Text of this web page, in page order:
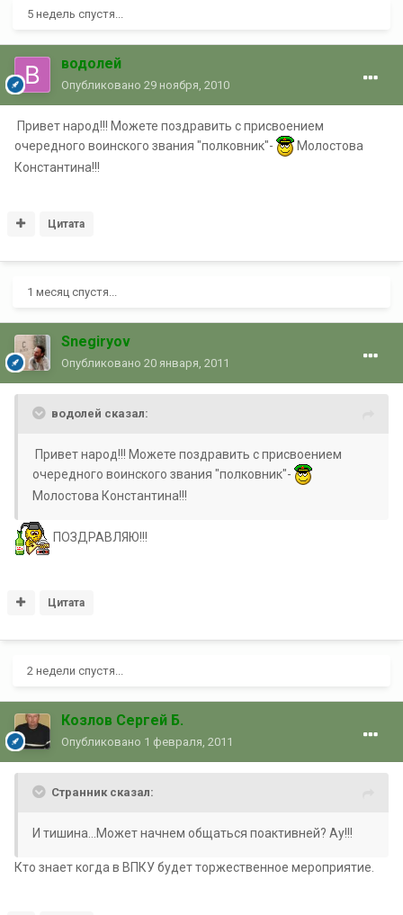
5 недель спустя...
водолей
Опубликовано 29 ноября, 2010
Привет народ!!! Можете поздравить с присвоением
очередного воинского звания "полковник"-
Молостова
Константина!!!
Цитата
1 месяц спустя...
Snegiryov
Опубликовано 20 января, 2011
водолей сказал:
Привет народ!!! Можете поздравить с присвоением
очередного воинского звания "полковник"-
Молостова Константина!!!
ПОЗДРАВЛЯЮ!!!
Цитата
2 недели спустя...
Козлов Сергей Б.
Опубликовано 1 февраля, 2011
Странник сказал:
И тишина...Может начнем общаться поактивней? Ау!!!
Кто знает когда в ВПКУ будет торжественное мероприятие.